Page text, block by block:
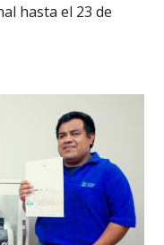
hasta el 23 de